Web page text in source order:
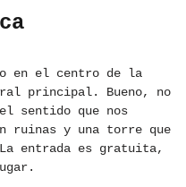
en el centro de la
principal. Bueno, no
el sentido que nos
ruinas y una torre que
entrada es gratuita,